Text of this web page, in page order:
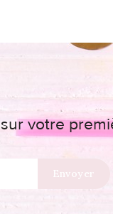
votre